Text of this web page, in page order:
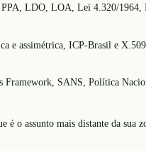
LDO, LOA, Lei 4.320/
e assimétrica, ICP-Brasil e
SANS, Política
assunto mais distante da sua